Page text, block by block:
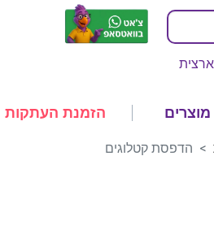
הזמנת העתקות
הדפסת קטלוגים